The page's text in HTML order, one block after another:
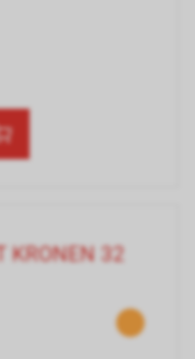
KRONEN 32